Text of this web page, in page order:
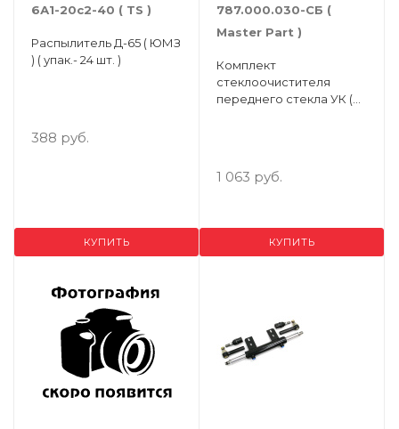
6А1-20с2-40 ( TS )
Распылитель Д-65 ( ЮМЗ
) ( упак.- 24 шт. )
388 руб.
КУПИТЬ
787.000.030-СБ (
Мaster Рart )
Комплект
стеклоочистителя
переднего стекла УК (
1 063 руб.
КУПИТЬ